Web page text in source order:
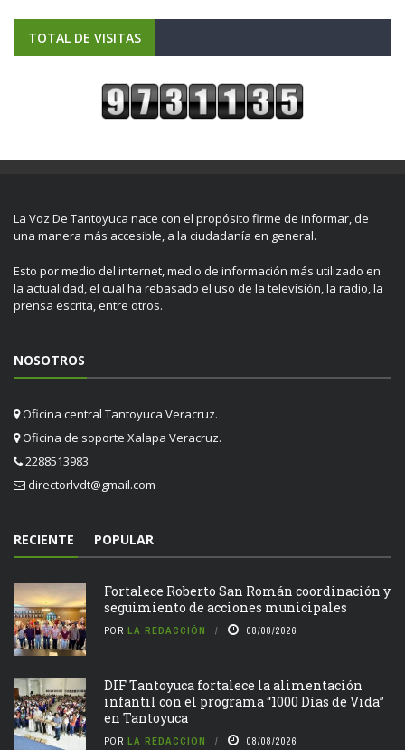
TOTAL DE VISITAS
La Voz De Tantoyuca nace con el propósito firme de informar, de
una manera más accesible, a la ciudadanía en general.
Esto por medio del internet, medio de información más utilizado en
la actualidad, el cual ha rebasado el uso de la televisión, la radio, la
prensa escrita, entre otros.
NOSOTROS
Oficina central Tantoyuca Veracruz.
Oficina de soporte Xalapa Veracruz.
2288513983
directorlvdt@gmail.com
RECIENTE POPULAR
Fortalece Roberto San Román coordinación y
seguimiento de acciones municipales
POR LA REDACCIÓN 08/08/2026
DIF Tantoyuca fortalece la alimentación
infantil con el programa “1000 Días de Vida”
en Tantoyuca
POR LA REDACCIÓN 08/08/2026